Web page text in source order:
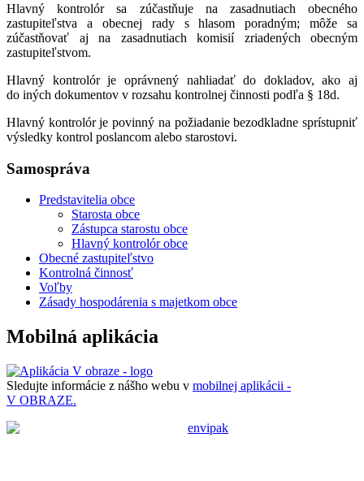
Hlavný kontrolór sa zúčastňuje na zasadnutiach obecného
zastupiteľstva a obecnej rady s hlasom poradným; môže sa
zúčastňovať aj na zasadnutiach komisií zriadených obecným
zastupiteľstvom.
Hlavný kontrolór je oprávnený nahliadať do dokladov, ako aj
do iných dokumentov v rozsahu kontrolnej činnosti podľa § 18d.
Hlavný kontrolór je povinný na požiadanie bezodkladne sprístupniť
výsledky kontrol poslancom alebo starostovi.
Samospráva
Predstavitelia obce
Starosta obce
Zástupca starostu obce
Hlavný kontrolór obce
Obecné zastupiteľstvo
Kontrolná činnosť
Voľby
Zásady hospodárenia s majetkom obce
Mobilná aplikácia
Sledujte informácie z nášho webu v mobilnej aplikácii -
V OBRAZE.